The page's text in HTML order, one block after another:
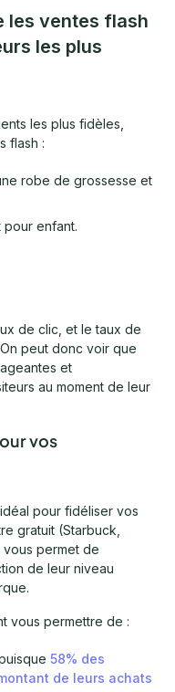
les ventes flash
les plus
les plus fidèles,
flash :
robe de grossesse et
pour enfant.
de clic, et le taux de
peut donc voir que
et
au moment de leur
vos
pour fidéliser vos
gratuit (Starbuck,
vous permet de
de leur niveau
vous permettre de :
58% des
de leurs achats